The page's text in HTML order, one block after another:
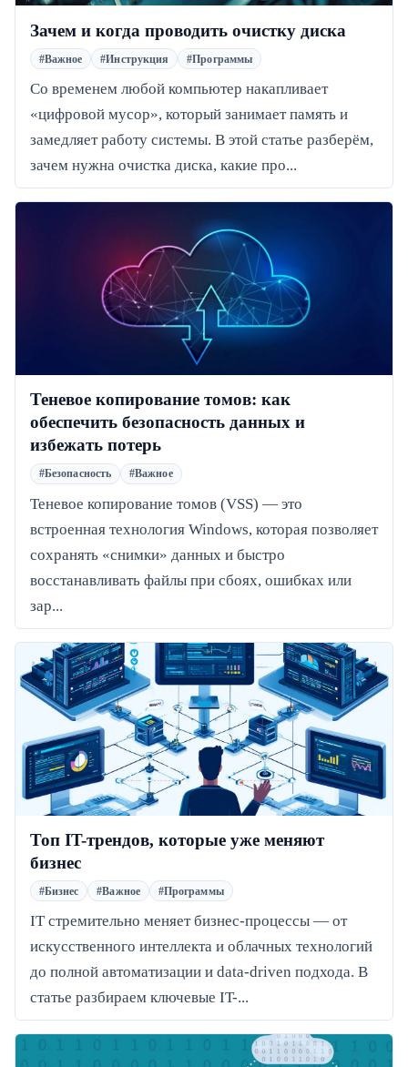
Зачем и когда проводить очистку диска
#Важное #Инструкция #Программы
Со временем любой компьютер накапливает
«цифровой мусор», который занимает память и
замедляет работу системы. В этой статье разберём,
зачем нужна очистка диска, какие про...
Теневое копирование томов: как
обеспечить безопасность данных и
избежать потерь
#Безопасность #Важное
Теневое копирование томов (VSS) — это
встроенная технология Windows, которая позволяет
сохранять «снимки» данных и быстро
восстанавливать файлы при сбоях, ошибках или
зар...
Топ IT-трендов, которые уже меняют
бизнес
#Бизнес #Важное #Программы
IT стремительно меняет бизнес-процессы — от
искусственного интеллекта и облачных технологий
до полной автоматизации и data-driven подхода. В
статье разбираем ключевые IT-...